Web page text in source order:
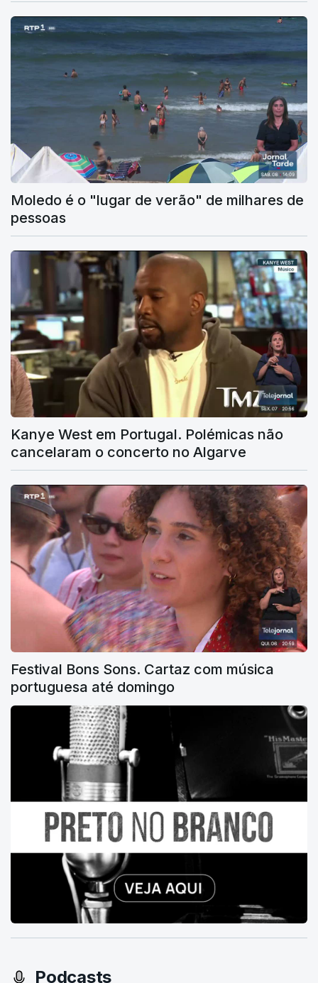
Moledo é o "lugar de verão" de milhares de
pessoas
Kanye West em Portugal. Polémicas não
cancelaram o concerto no Algarve
Festival Bons Sons. Cartaz com música
portuguesa até domingo
Podcasts